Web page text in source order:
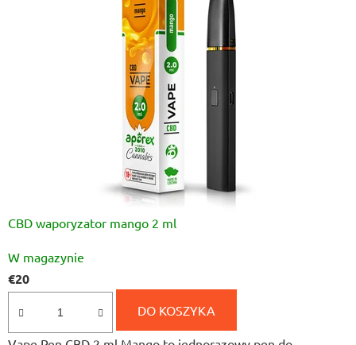
CBD waporyzator mango 2 ml
ocena
produktu
wynosi
5,0
W magazynie
€20
DO KOSZYKA